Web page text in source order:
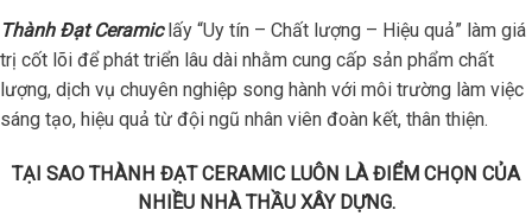
Thành Đạt Ceramiclấy “Uy tín – Chất lượng – Hiệu quả” làm giá
trị cốt lõi để phát triển lâu dài nhằm cung cấp sản phẩm chất
lượng, dịch vụ chuyên nghiệp song hành với môi trường làm việc
sáng tạo, hiệu quả từ đội ngũ nhân viên đoàn kết, thân thiện.
TẠI SAO THÀNH ĐẠT CERAMIC LUÔN LÀ ĐIỂM CHỌN CỦA
NHIỀU NHÀ THẦU XÂY DỰNG.